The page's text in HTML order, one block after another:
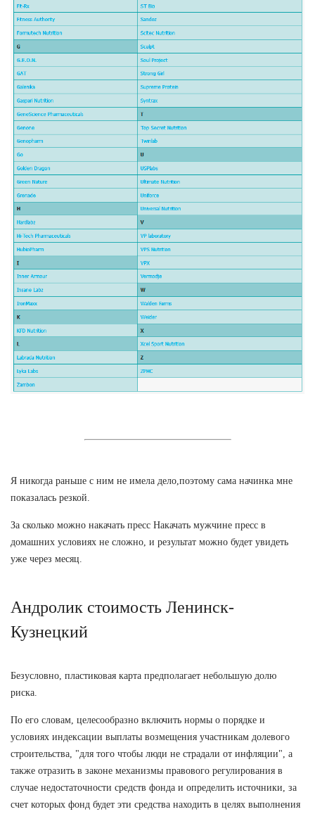
Я никогда раньше с ним не имела дело,поэтому сама начинка мне
показалась резкой.
За сколько можно накачать пресс Накачать мужчине пресс в
домашних условиях не сложно, и результат можно будет увидеть
уже через месяц.
Андролик стоимость Ленинск-
Кузнецкий
Безусловно, пластиковая карта предполагает небольшую долю
риска.
По его словам, целесообразно включить нормы о порядке и
условиях индексации выплаты возмещения участникам долевого
строительства, "для того чтобы люди не страдали от инфляции", а
также отразить в законе механизмы правового регулирования в
случае недостаточности средств фонда и определить источники, за
счет которых фонд будет эти средства находить в целях выполнения